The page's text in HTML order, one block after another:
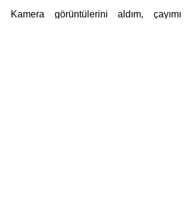
Kamera görüntülerini aldım, çayımı